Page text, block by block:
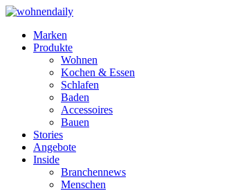
Marken
Produkte
Wohnen
Kochen & Essen
Schlafen
Baden
Accessoires
Bauen
Stories
Angebote
Inside
Branchennews
Menschen